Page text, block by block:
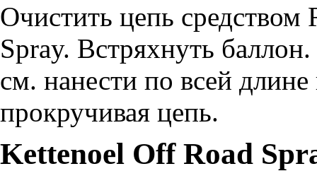
Очистить цепь
Spray. Встряхнуть
см. нанести по всей
прокручивая цепь.
Kettenoel Off Road